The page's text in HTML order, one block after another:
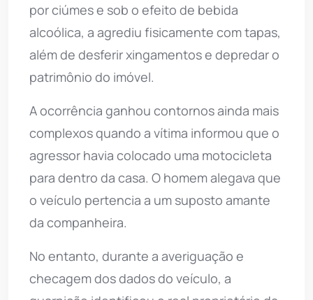
por ciúmes e sob o efeito de bebida
alcoólica, a agrediu fisicamente com tapas,
além de desferir xingamentos e depredar o
patrimônio do imóvel.
A ocorrência ganhou contornos ainda mais
complexos quando a vítima informou que o
agressor havia colocado uma motocicleta
para dentro da casa. O homem alegava que
o veículo pertencia a um suposto amante
da companheira.
No entanto, durante a averiguação e
checagem dos dados do veículo, a